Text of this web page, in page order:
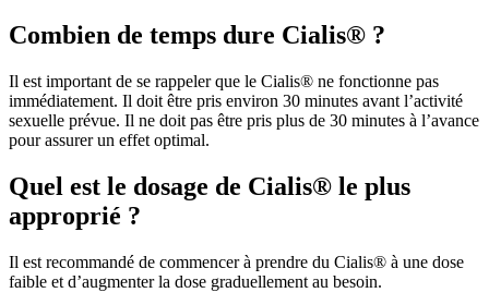
Combien de temps dure Cialis® ?
Il est important de se rappeler que le Cialis® ne fonctionne pas
immédiatement. Il doit être pris environ 30 minutes avant l’activité
sexuelle prévue. Il ne doit pas être pris plus de 30 minutes à l’avance
pour assurer un effet optimal.
Quel est le dosage de Cialis® le plus
approprié ?
Il est recommandé de commencer à prendre du Cialis® à une dose
faible et d’augmenter la dose graduellement au besoin.